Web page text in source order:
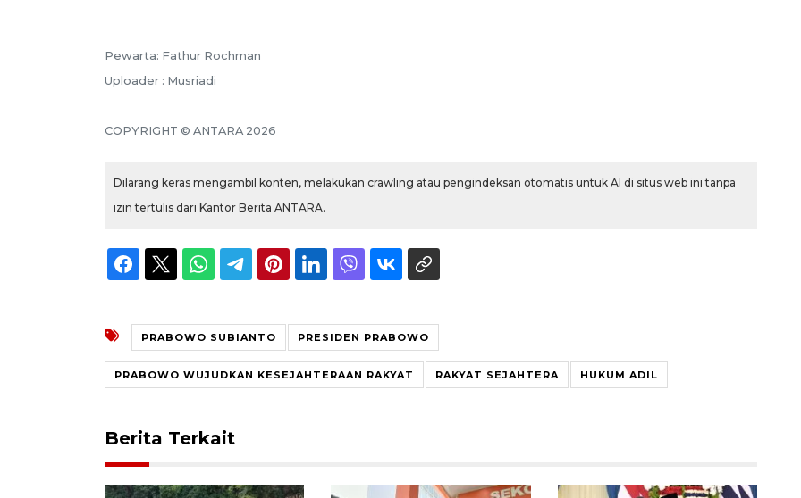
Pewarta: Fathur Rochman
Uploader : Musriadi
COPYRIGHT © ANTARA 2026
Dilarang keras mengambil konten, melakukan crawling atau pengindeksan otomatis untuk AI di situs web ini tanpa
izin tertulis dari Kantor Berita ANTARA.
PRABOWO SUBIANTO PRESIDEN PRABOWO
PRABOWO WUJUDKAN KESEJAHTERAAN RAKYAT RAKYAT SEJAHTERA HUKUM ADIL
Berita Terkait